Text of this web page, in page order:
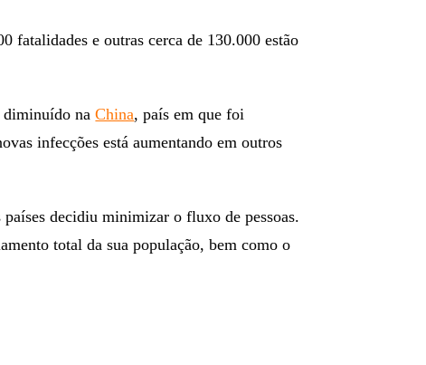
fatalidades e outras cerca de 130.000 estão
diminuído naChina, país em que foi
infecções está aumentando em outros
decidiu minimizar o fluxo de pessoas.
total da sua população, bem como o